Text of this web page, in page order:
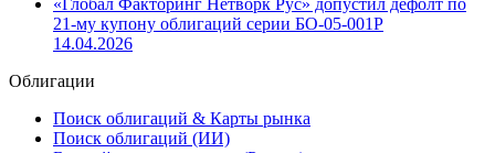
«Глобал Факторинг Нетворк Рус» допустил дефолт по
21-му купону облигаций серии БО-05-001P
14.04.2026
Облигации
Поиск облигаций & Карты рынка
Поиск облигаций (ИИ)